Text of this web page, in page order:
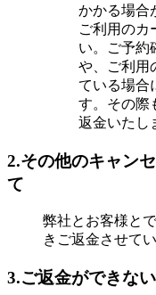
かかる場合
ご利用のカ
い。ご予約
や、ご利用
ている場合
す。その際
返金いたし
2.その他のキャン
て
弊社とお客様と
きご返金させて
3.ご返金ができない